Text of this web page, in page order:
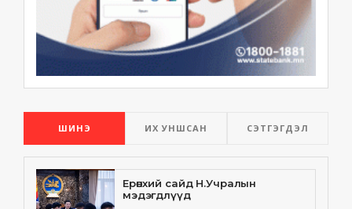
ШИНЭ ИХ УНШСАН СЭТГЭГДЭЛ
Ерөнхий сайд Н.Учралын
мэдэгдлүүд